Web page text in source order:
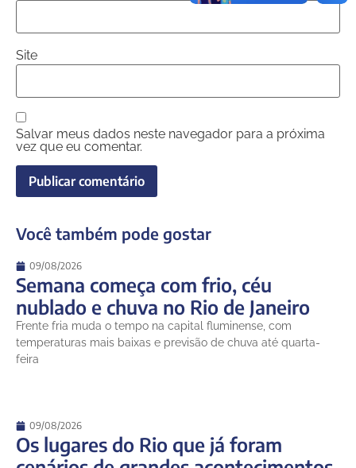
Site
Salvar meus dados neste navegador para a próxima
vez que eu comentar.
Você também pode gostar
09/08/2026
Semana começa com frio, céu
nublado e chuva no Rio de Janeiro
Frente fria muda o tempo na capital fluminense, com
temperaturas mais baixas e previsão de chuva até quarta-
feira
09/08/2026
Os lugares do Rio que já foram